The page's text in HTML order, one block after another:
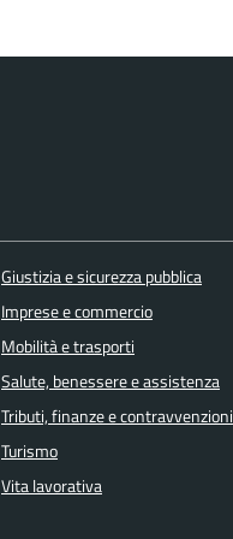
Giustizia e sicurezza pubblica
Imprese e commercio
Mobilità e trasporti
Salute, benessere e assistenza
Tributi, finanze e contravvenzioni
Turismo
Vita lavorativa